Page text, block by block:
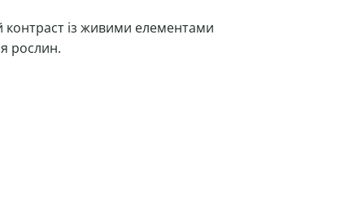
контраст із живими елементами
рослин.